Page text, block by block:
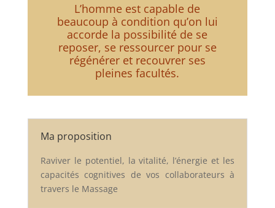
L’homme est capable de
beaucoup à condition qu’on lui
accorde la possibilité de se
reposer, se ressourcer pour se
régénérer et recouvrer ses
pleines facultés.
Ma proposition
Raviver le potentiel, la vitalité, l’énergie et les
capacités cognitives de vos collaborateurs à
travers le Massage